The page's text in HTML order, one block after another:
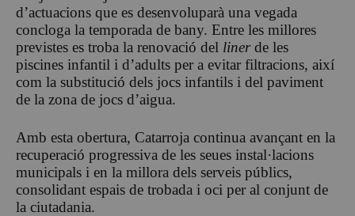
d’actuacions que es desenvoluparà una vegada
concloga la temporada de bany. Entre les millores
previstes es troba la renovació del linerde les
piscines infantil i d’adults per a evitar filtracions, així
com la substitució dels jocs infantils i del paviment
de la zona de jocs d’aigua.
Amb esta obertura, Catarroja continua avançant en la
recuperació progressiva de les seues instal·lacions
municipals i en la millora dels serveis públics,
consolidant espais de trobada i oci per al conjunt de
la ciutadania.